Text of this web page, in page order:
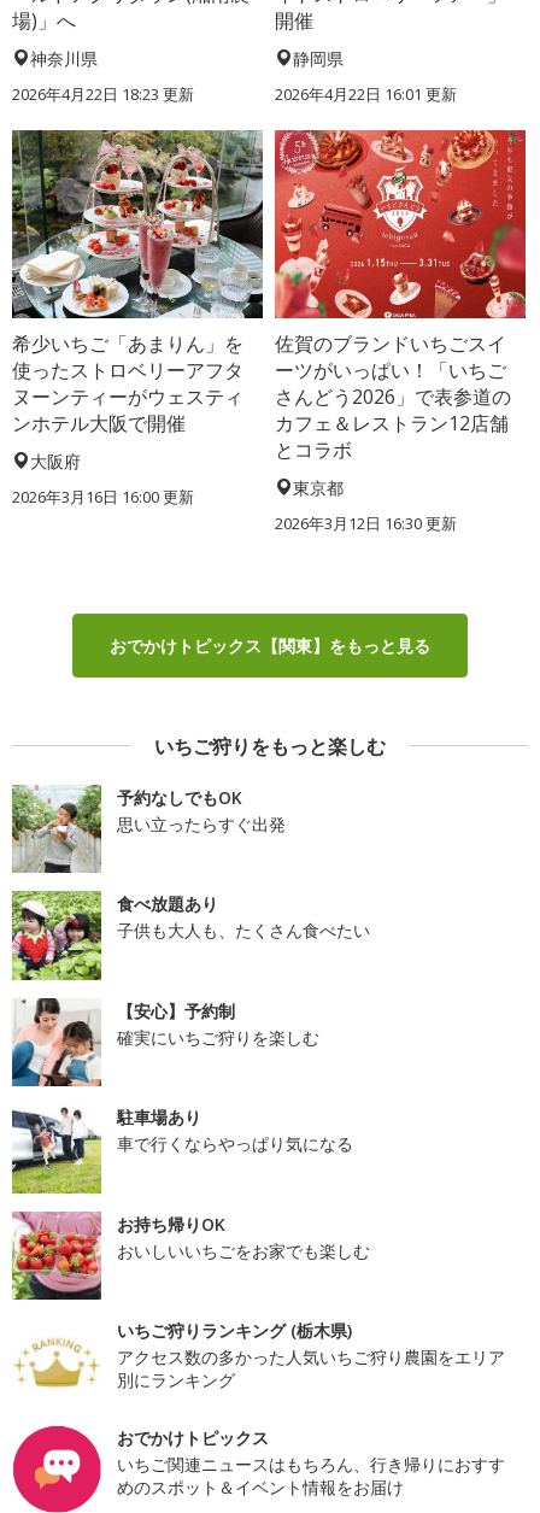
場)」へ
神奈川県
2026年4月22日 18:23 更新
開催
静岡県
2026年4月22日 16:01 更新
希少いちご「あまりん」を
使ったストロベリーアフタ
ヌーンティーがウェスティ
ンホテル大阪で開催
大阪府
2026年3月16日 16:00 更新
佐賀のブランドいちごスイ
ーツがいっぱい！「いちご
さんどう2026」で表参道の
カフェ＆レストラン12店舗
とコラボ
東京都
2026年3月12日 16:30 更新
おでかけトピックス【関東】をもっと見る
いちご狩りをもっと楽しむ
予約なしでもOK
思い立ったらすぐ出発
食べ放題あり
子供も大人も、たくさん食べたい
【安心】予約制
確実にいちご狩りを楽しむ
駐車場あり
車で行くならやっぱり気になる
お持ち帰りOK
おいしいいちごをお家でも楽しむ
いちご狩りランキング (栃木県)
アクセス数の多かった人気いちご狩り農園をエリア
別にランキング
おでかけトピックス
いちご関連ニュースはもちろん、行き帰りにおすす
めのスポット＆イベント情報をお届け